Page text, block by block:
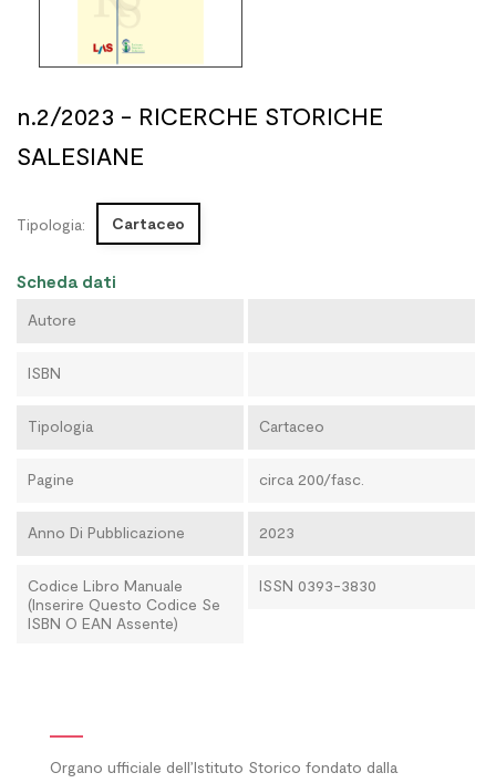
n.2/2023 - RICERCHE STORICHE
SALESIANE
Tipologia: Cartaceo
Scheda dati
Autore
ISBN
Tipologia Cartaceo
Pagine circa 200/fasc.
Anno Di Pubblicazione 2023
Codice Libro Manuale
(Inserire Questo Codice Se
ISBN O EAN Assente)
ISSN 0393-3830
Organo ufficiale dell’Istituto Storico fondato dalla